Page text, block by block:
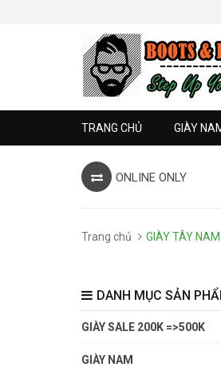
TRANG CHỦ GIÀY
ONLINE ONLY
Trang chủ GIÀY TÂY NAM
DANH MỤC SẢN
GIÀY SALE 200K =>500K
GIÀY NAM